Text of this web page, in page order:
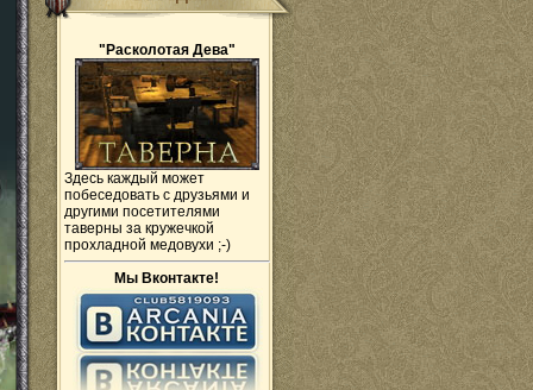
"Расколотая Дева"
Здесь каждый может
побеседовать с друзьями и
другими посетителями
таверны за кружечкой
прохладной медовухи ;-)
Мы Вконтакте!